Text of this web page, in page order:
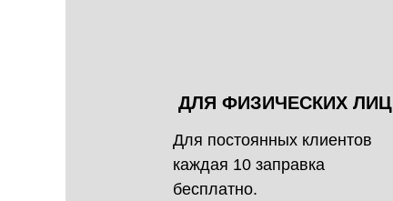
ДЛЯ ФИЗИЧЕСКИХ ЛИЦ
Для постоянных клиентов
каждая 10 заправка
бесплатно.